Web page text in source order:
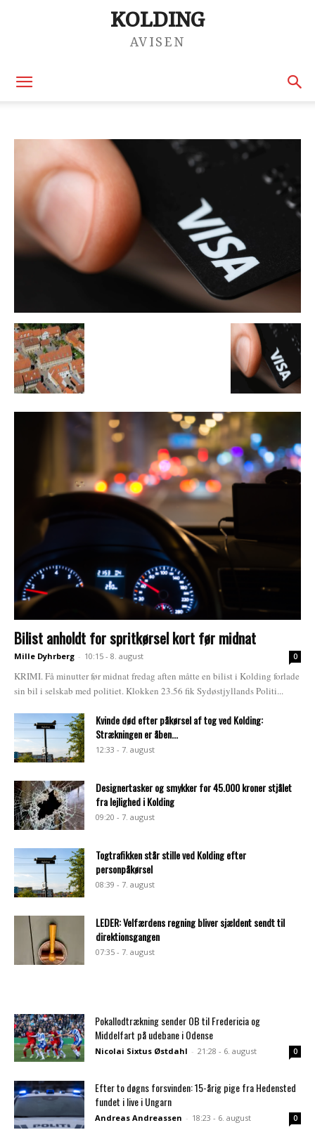
KOLDING
AVISEN
Bilist anholdt for spritkørsel kort før midnat
Mille Dyhrberg - 10:15 - 8. august 0
KRIMI. Få minutter før midnat fredag aften måtte en bilist i Kolding forlade
sin bil i selskab med politiet. Klokken 23.56 fik Sydøstjyllands Politi...
Kvinde død efter påkørsel af tog ved Kolding:
Strækningen er åben...
12:33 - 7. august
Designertasker og smykker for 45.000 kroner stjålet
fra lejlighed i Kolding
09:20 - 7. august
Togtrafikken står stille ved Kolding efter
personpåkørsel
08:39 - 7. august
LEDER: Velfærdens regning bliver sjældent sendt til
direktionsgangen
07:35 - 7. august
Pokallodtrækning sender OB til Fredericia og
Middelfart på udebane i Odense
Nicolai Sixtus Østdahl - 21:28 - 6. august 0
Efter to døgns forsvinden: 15-årig pige fra Hedensted
fundet i live i Ungarn
Andreas Andreassen - 18:23 - 6. august 0